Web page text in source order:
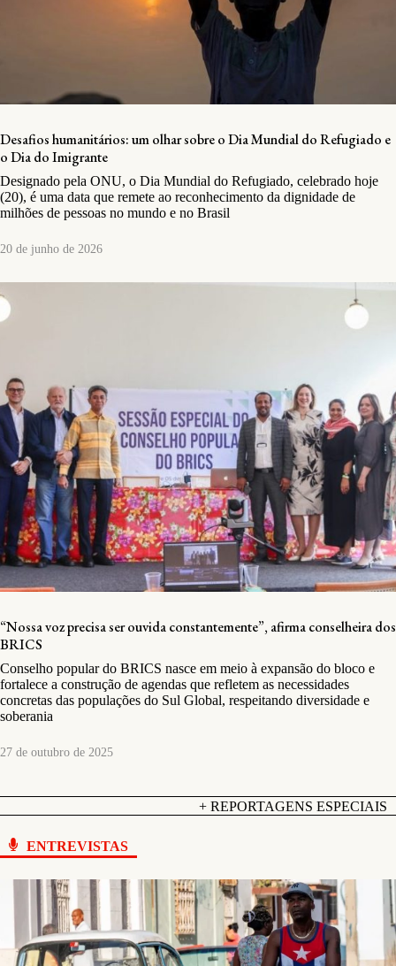
Desafios humanitários: um olhar sobre o Dia Mundial do Refugiado e
o Dia do Imigrante
Designado pela ONU, o Dia Mundial do Refugiado, celebrado hoje
(20), é uma data que remete ao reconhecimento da dignidade de
milhões de pessoas no mundo e no Brasil
20 de junho de 2026
“Nossa voz precisa ser ouvida constantemente”, afirma conselheira dos
BRICS
Conselho popular do BRICS nasce em meio à expansão do bloco e
fortalece a construção de agendas que refletem as necessidades
concretas das populações do Sul Global, respeitando diversidade e
soberania
27 de outubro de 2025
+ REPORTAGENS ESPECIAIS
ENTREVISTAS